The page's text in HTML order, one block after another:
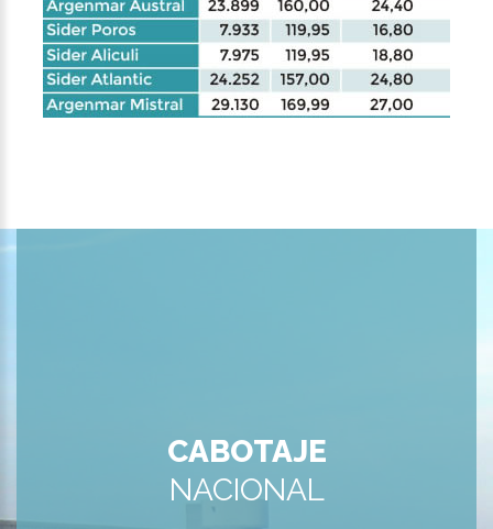
CABOTAJE
NACIONAL